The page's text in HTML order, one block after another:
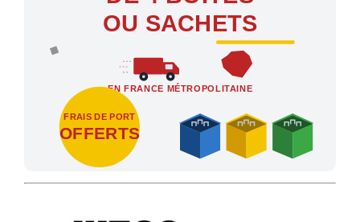
OU SACHETS
EN FRANCE MÉTROPOLITAINE
FRAIS DE PORT
OFFERTS
Profitez des Frais de port offerts en France métropolitaine